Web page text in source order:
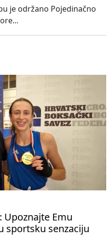
je održano Pojedinačno
Upoznajte Emu
sportsku senzaciju